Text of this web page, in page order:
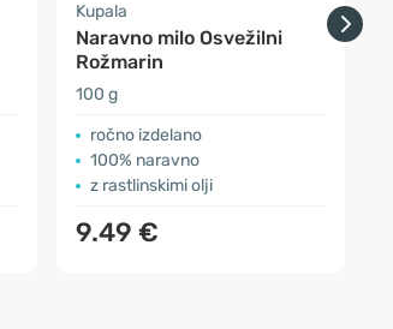
Kupala
Naravno milo Osvežilni
Rožmarin
100 g
ročno izdelano
100% naravno
z rastlinskimi olji
9.49 €